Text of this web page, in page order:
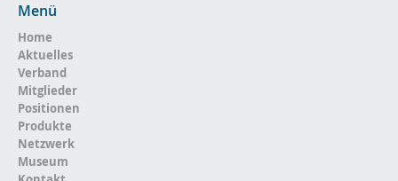
Menü
Home
Aktuelles
Verband
Mitglieder
Positionen
Produkte
Netzwerk
Museum